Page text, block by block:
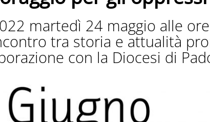
martedì 24 maggio alle
tra storia e attualità
con la Diocesi di